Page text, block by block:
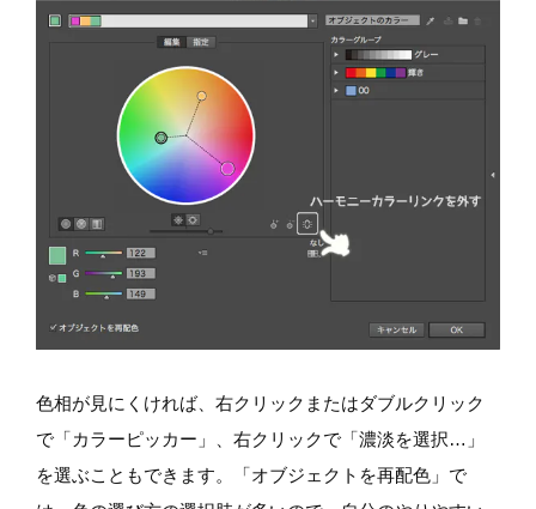
色相が見にくければ、右クリックまたはダブルクリック
で「カラーピッカー」、右クリックで「濃淡を選択…」
を選ぶこともできます。「オブジェクトを再配色」で